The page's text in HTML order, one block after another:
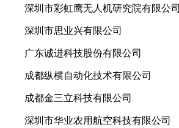
深圳市彩虹鹰无人机研究院有限公司
深圳市思业兴有限公司
广东诚进科技股份有限公司
成都纵横自动化技术有限公司
成都金三立科技有限公司
深圳市华业农用航空科技有限公司